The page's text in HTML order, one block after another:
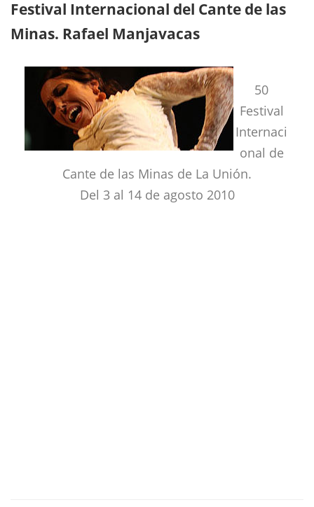
Festival Internacional del Cante de las
Minas. Rafael Manjavacas
50
Festival
Internaci
onal de
Cante de las Minas de La Unión.
Del 3 al 14 de agosto 2010